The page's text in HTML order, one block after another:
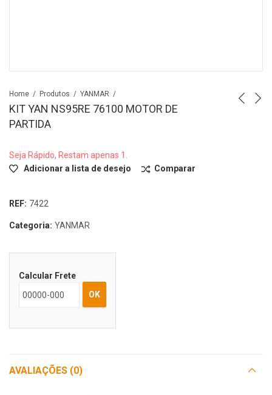
Home Produtos YANMAR
KIT YAN NS95RE 76100 MOTOR DE
PARTIDA
Seja Rápido, Restam apenas 1.
Adicionar a lista de desejo
Comparar
REF: 7422
Categoria: YANMAR
Calcular Frete
OK
AVALIAÇÕES (0)